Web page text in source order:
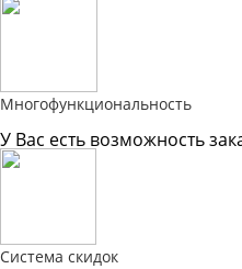
Многофункциональность
У Вас есть возможность
Система скидок